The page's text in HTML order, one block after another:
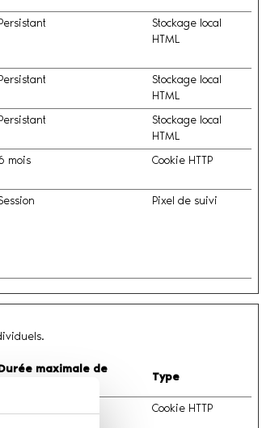
Stockage local
HTML
Stockage local
HTML
Stockage local
HTML
mois Cookie HTTP
Pixel de suivi
maximale de
Type
Cookie HTTP